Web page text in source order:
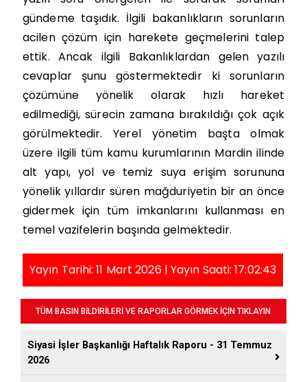
gündeme taşıdık. İlgili bakanlıkların sorunların
acilen çözüm için harekete geçmelerini talep
ettik. Ancak ilgili Bakanlıklardan gelen yazılı
cevaplar şunu göstermektedir ki sorunların
çözümüne yönelik olarak hızlı hareket
edilmediği, sürecin zamana bırakıldığı çok açık
görülmektedir. Yerel yönetim başta olmak
üzere ilgili tüm kamu kurumlarının Mardin ilinde
alt yapı, yol ve temiz suya erişim sorununa
yönelik yıllardır süren mağduriyetin bir an önce
gidermek için tüm imkanlarını kullanması en
temel vazifelerin başında gelmektedir.
Yayın Tarihi: 11 Mart 2026 | Yayın Saati: 17:02:43
TÜM BASIN BİLDİRİLERİ VE RAPORLAR GÖRMEK İÇİN TIKLAYIN
Siyasi İşler Başkanlığı Haftalık Raporu - 31 Temmuz
2026